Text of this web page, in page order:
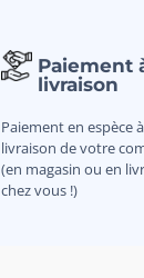
Paiement
livraison
Paiement en espèce
livraison de votre
(en magasin ou en
chez vous !)